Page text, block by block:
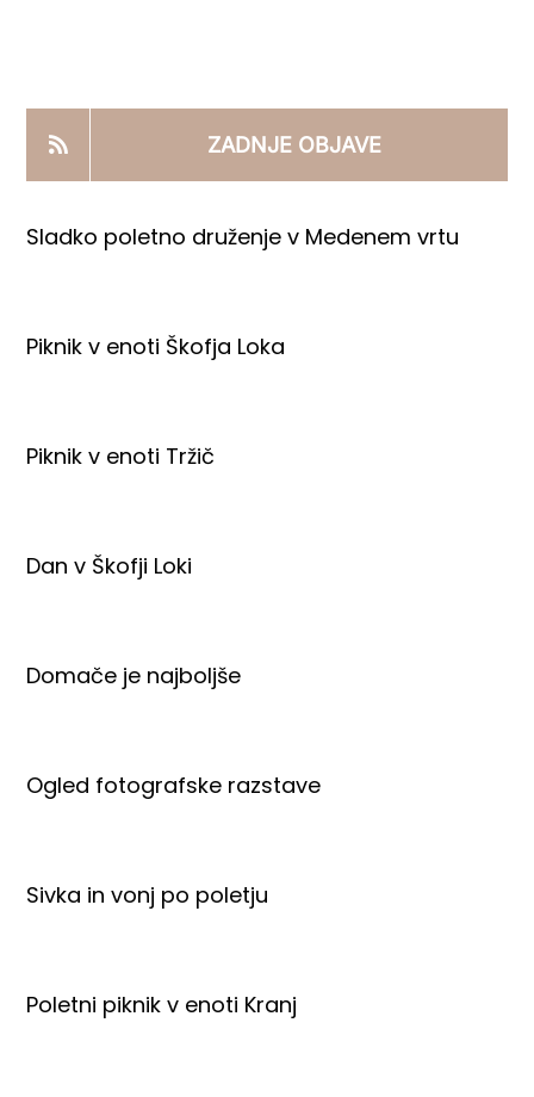
PRODAJNI IZDELKI
AKTUALNO
ZADNJE OBJAVE
Sladko poletno druženje v Medenem vrtu
Piknik v enoti Škofja Loka
Piknik v enoti Tržič
Dan v Škofji Loki
Domače je najboljše
Ogled fotografske razstave
Sivka in vonj po poletju
Poletni piknik v enoti Kranj